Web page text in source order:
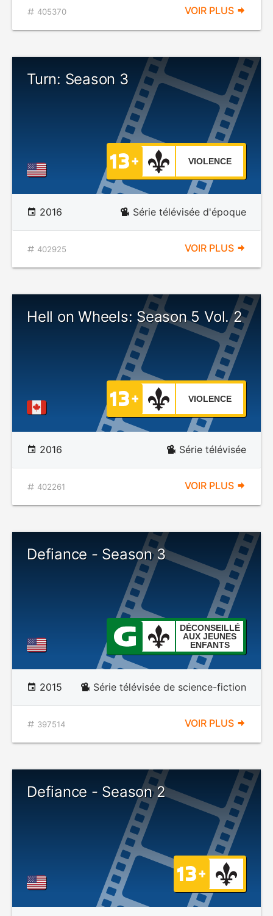
405370 VOIR PLUS
Turn: Season 3
VIOLENCE
2016 Série télévisée d'époque
402925 VOIR PLUS
Hell on Wheels: Season 5 Vol. 2
VIOLENCE
2016 Série télévisée
402261 VOIR PLUS
Defiance - Season 3
DÉCONSEILLÉ
AUX JEUNES
ENFANTS
2015 Série télévisée de science-fiction
397514 VOIR PLUS
Defiance - Season 2